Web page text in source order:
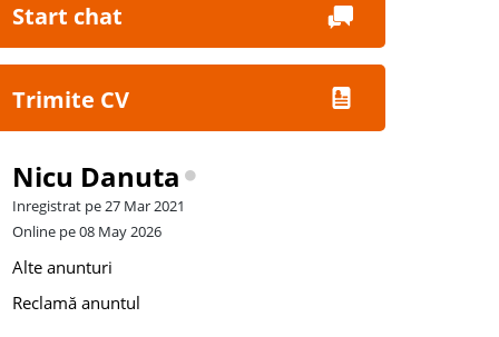
Start chat
Trimite CV
Nicu Danuta
Inregistrat pe 27 Mar 2021
Online pe 08 May 2026
Alte anunturi
Reclamă anuntul